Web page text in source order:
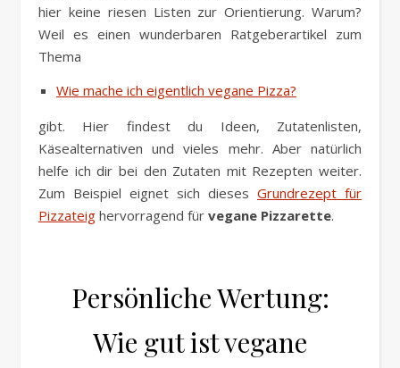
hier keine riesen Listen zur Orientierung. Warum?
Weil es einen wunderbaren Ratgeberartikel zum
Thema
Wie mache ich eigentlich vegane Pizza?
gibt. Hier findest du Ideen, Zutatenlisten,
Käsealternativen und vieles mehr. Aber natürlich
helfe ich dir bei den Zutaten mit Rezepten weiter.
Zum Beispiel eignet sich dieses Grundrezept für
Pizzateig hervorragend für vegane Pizzarette.
Persönliche Wertung:
Wie gut ist vegane